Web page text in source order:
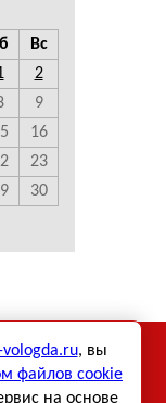
Вс
2
9
16
23
30
«Маяк-
активной
vologda.ru, вы
файлов cookie
на основе